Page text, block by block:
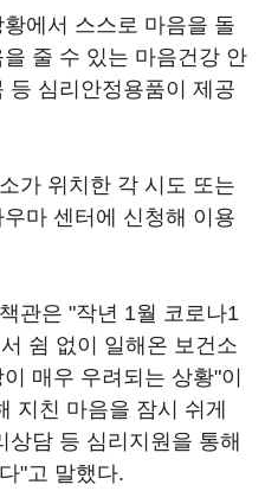
에서 스스로 마음을 돌
줄 수 있는 마음건강 안
등 심리안정용품이 제공
가 위치한 각 시도 또는
마 센터에 신청해 이용
관은 "작년 1월 코로나1
쉼 없이 일해온 보건소
매우 우려되는 상황"이
지친 마음을 잠시 쉬게
담 등 심리지원을 통해
"고 말했다.